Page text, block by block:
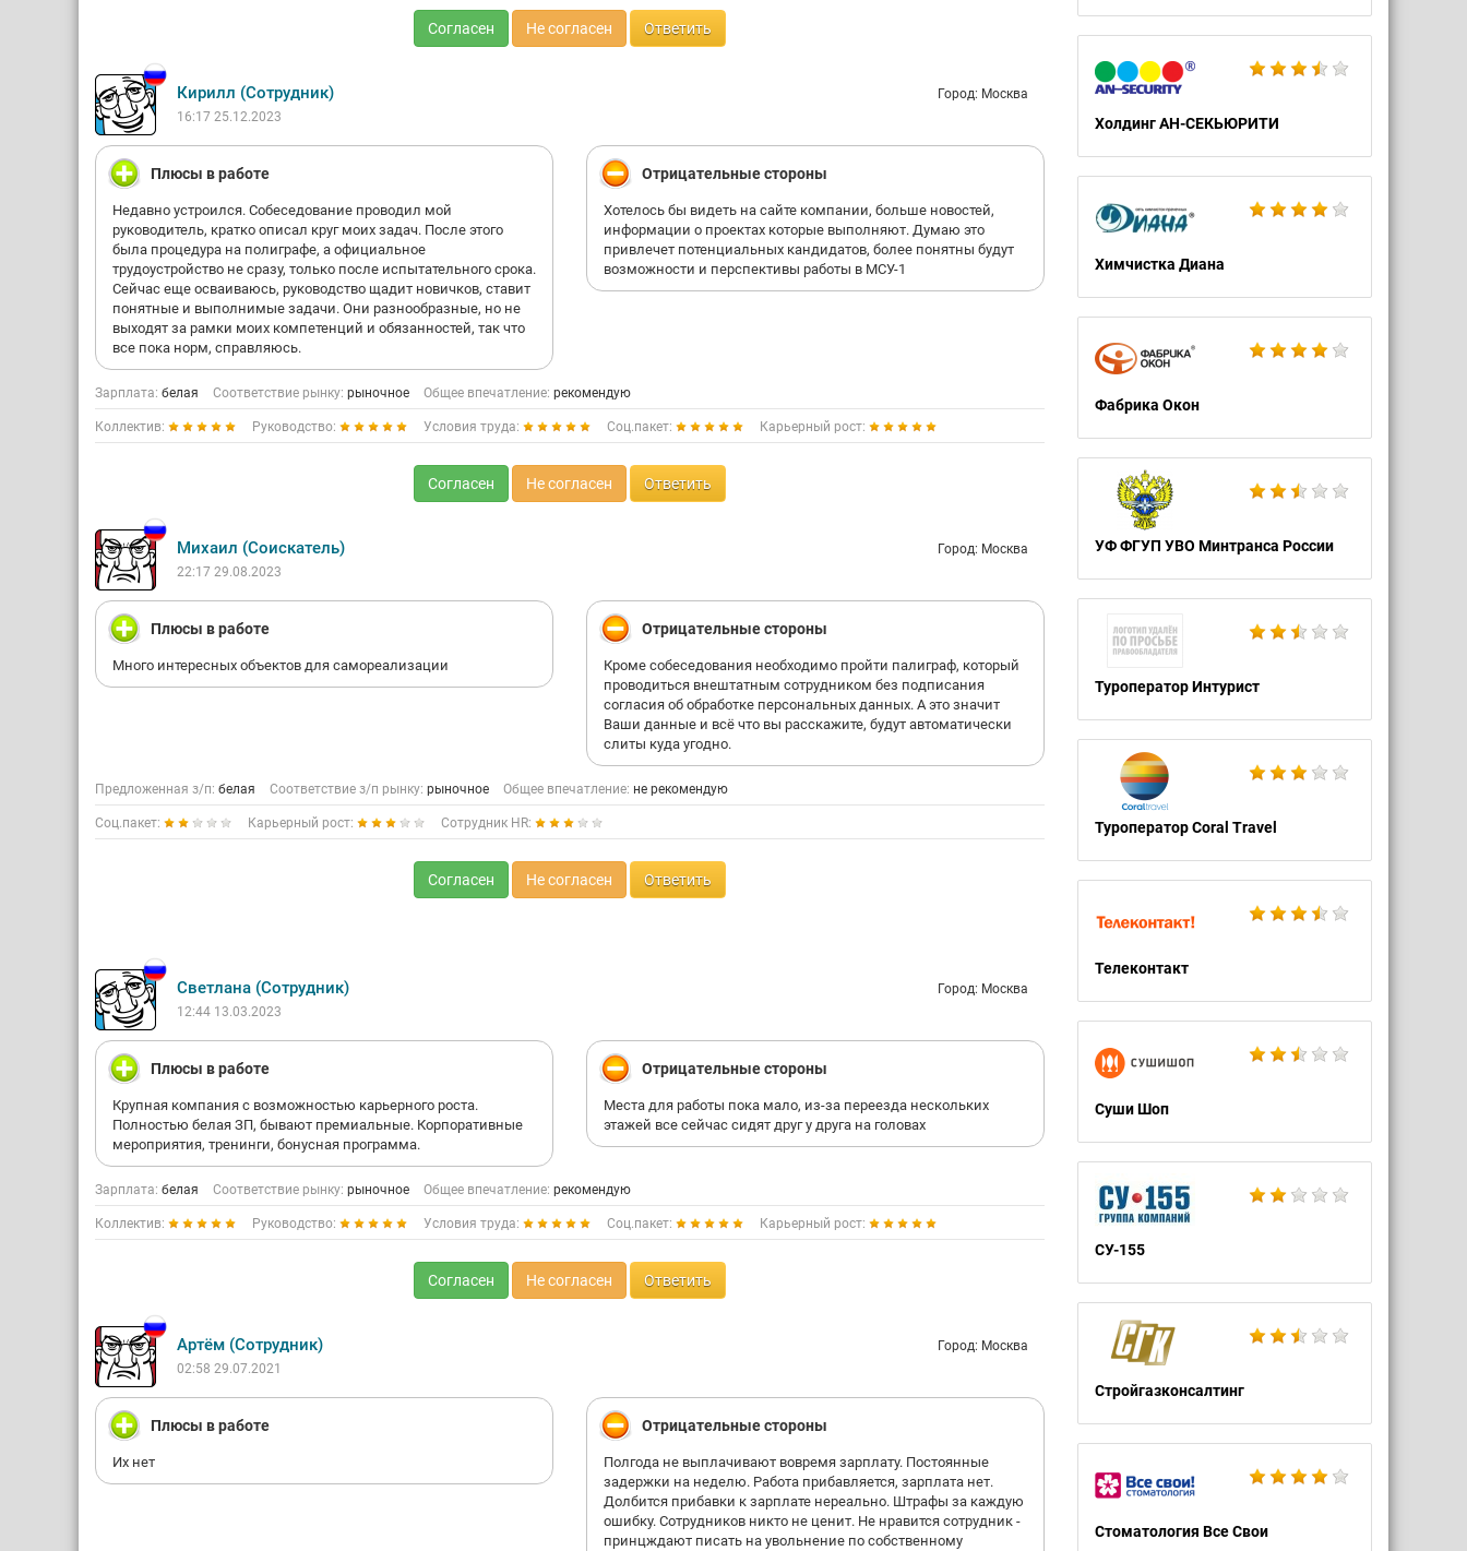
Холдинг АН-СЕКЬЮРИТИ
Химчистка Диана
Фабрика Окон
УФ ФГУП УВО Минтранса России
Туроператор Интурист
Туроператор Coral Travel
Телеконтакт
Суши Шоп
СУ-155
Стройгазконсалтинг
Стоматология Все Свои
Согласен Не согласен Ответить
Кирилл (Сотрудник)
Город: Москва
16:17 25.12.2023
Плюсы в работе
Недавно устроился. Собеседование проводил мой
руководитель, кратко описал круг моих задач. После этого
была процедура на полиграфе, а официальное
трудоустройство не сразу, только после испытательного срока.
Сейчас еще осваиваюсь, руководство щадит новичков, ставит
понятные и выполнимые задачи. Они разнообразные, но не
выходят за рамки моих компетенций и обязанностей, так что
все пока норм, справляюсь.
Отрицательные стороны
Хотелось бы видеть на сайте компании, больше новостей,
информации о проектах которые выполняют. Думаю это
привлечет потенциальных кандидатов, более понятны будут
возможности и перспективы работы в МСУ-1
Зарплата: белая Соответствие рынку: рыночное Общее впечатление: рекомендую
Коллектив: Руководство: Условия труда: Соц.пакет: Карьерный рост:
Согласен Не согласен Ответить
Михаил (Соискатель)
Город: Москва
22:17 29.08.2023
Плюсы в работе
Много интересных объектов для самореализации
Отрицательные стороны
Кроме собеседования необходимо пройти палиграф, который
проводиться внештатным сотрудником без подписания
согласия об обработке персональных данных. А это значит
Ваши данные и всё что вы расскажите, будут автоматически
слиты куда угодно.
Предложенная з/п: белая Соответствие з/п рынку: рыночное Общее впечатление: не рекомендую
Соц.пакет: Карьерный рост: Сотрудник HR:
Согласен Не согласен Ответить
Светлана (Сотрудник)
Город: Москва
12:44 13.03.2023
Плюсы в работе
Крупная компания с возможностью карьерного роста.
Полностью белая ЗП, бывают премиальные. Корпоративные
мероприятия, тренинги, бонусная программа.
Отрицательные стороны
Места для работы пока мало, из-за переезда нескольких
этажей все сейчас сидят друг у друга на головах
Зарплата: белая Соответствие рынку: рыночное Общее впечатление: рекомендую
Коллектив: Руководство: Условия труда: Соц.пакет: Карьерный рост:
Согласен Не согласен Ответить
Артём (Сотрудник)
Город: Москва
02:58 29.07.2021
Плюсы в работе
Их нет
Отрицательные стороны
Полгода не выплачивают вовремя зарплату. Постоянные
задержки на неделю. Работа прибавляется, зарплата нет.
Долбится прибавки к зарплате нереально. Штрафы за каждую
ошибку. Сотрудников никто не ценит. Не нравится сотрудник -
принцждают писать на увольнение по собственному